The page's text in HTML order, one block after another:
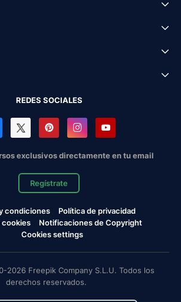
REDES SOCIALES
exclusivos directamente en tu email
Regístrate
condiciones
Política de privacidad
cookies
Notificaciones de Copyright
Cookies settings
2026 Freepik Company S.L.U. Todos los
derechos reservados.